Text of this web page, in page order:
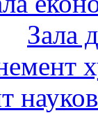
Зала